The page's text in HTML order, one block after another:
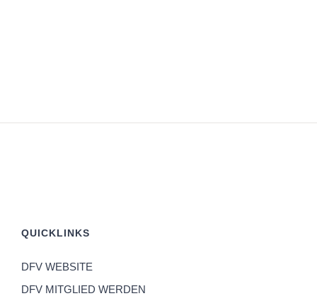
QUICKLINKS
DFV WEBSITE
DFV MITGLIED WERDEN